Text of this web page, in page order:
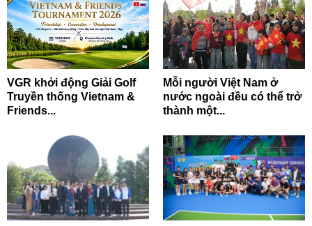
VGR khởi động Giải Golf
Truyền thống Vietnam &
Friends...
Mỗi người Việt Nam ở
nước ngoài đều có thể trở
thành một...